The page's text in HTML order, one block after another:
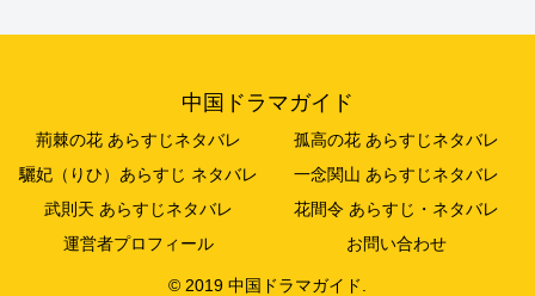
中国ドラマガイド
荊棘の花 あらすじネタバレ
孤高の花 あらすじネタバレ
驪妃（りひ）あらすじ ネタバレ
一念関山 あらすじネタバレ
武則天 あらすじネタバレ
花間令 あらすじ・ネタバレ
運営者プロフィール
お問い合わせ
© 2019 中国ドラマガイド.